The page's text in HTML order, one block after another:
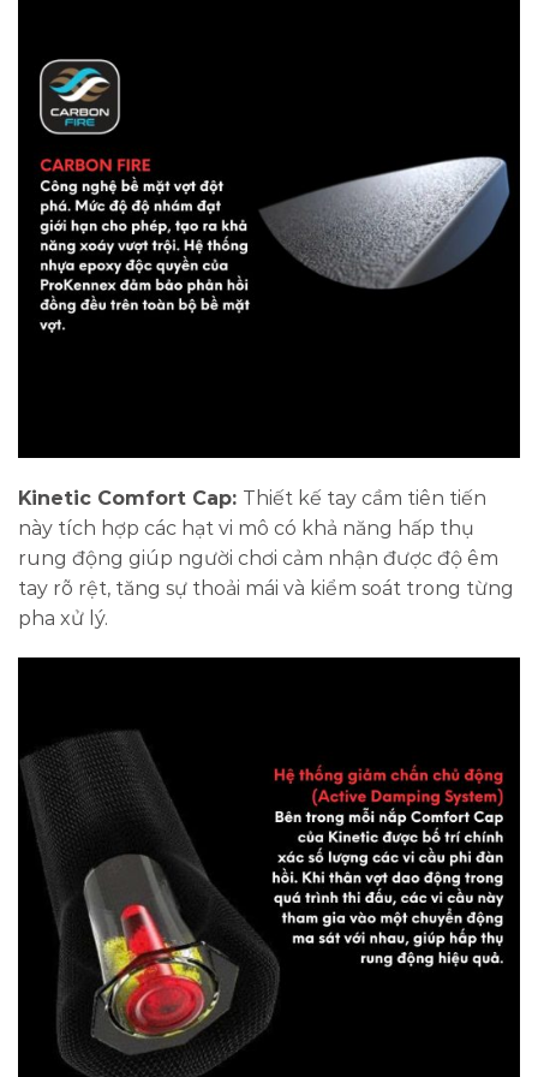
Kinetic Comfort Cap: Thiết kế tay cầm tiên tiến
này tích hợp các hạt vi mô có khả năng hấp thụ
rung động giúp người chơi cảm nhận được độ êm
tay rõ rệt, tăng sự thoải mái và kiểm soát trong từng
pha xử lý.